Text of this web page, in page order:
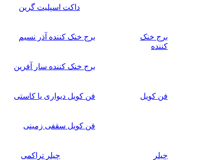
داکت اسپلیت گرین
برج خنک
کننده
برج خنک کننده آذر نسیم
برج خنک کننده سار آفرین
فن کویل فن کویل دیواری یا کاستی
فن کویل سقفی زمینی
چیلر چیلر تراکمی